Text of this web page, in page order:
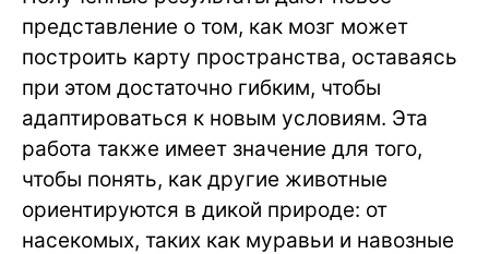
представление о том, как мозг может
построить карту пространства, оставаясь
при этом достаточно гибким, чтобы
адаптироваться к новым условиям. Эта
работа также имеет значение для того,
чтобы понять, как другие животные
ориентируются в дикой природе: от
насекомых, таких как муравьи и навозные